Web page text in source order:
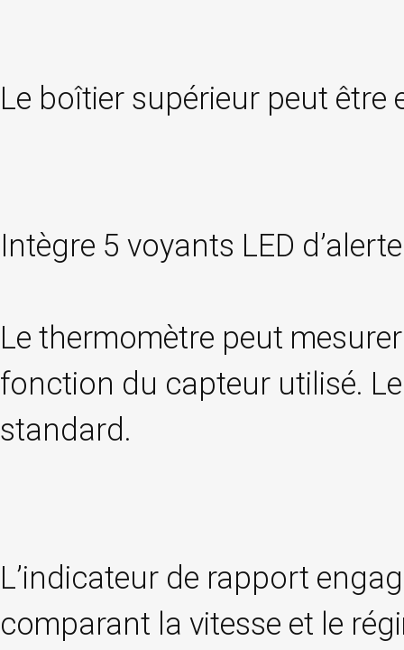
Le boîtier supérieur peut être
Intègre 5 voyants LED
Le thermomètre peut
fonction du capteur utilisé.
standard.
L’indicateur de rapport
comparant la vitesse et le